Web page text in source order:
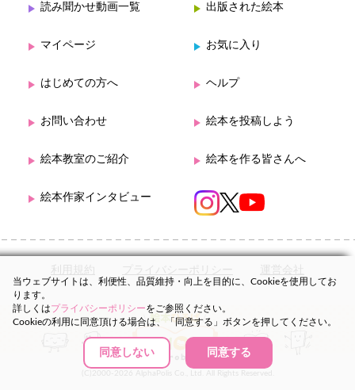
読み聞かせ動画一覧 出版された絵本
マイページ お気に入り
はじめての方へ ヘルプ
お問い合わせ 絵本を投稿しよう
絵本教室のご紹介 絵本を作る皆さんへ
絵本作家インタビュー
利用規約 プライバシーポリシー 運営会社
(C)2000-2026 AlphaPolis Co., Ltd. All Rights Reserved.
当ウェブサイトは、利便性、品質維持・向上を目的に、Cookieを使用してお
ります。
詳しくはプライバシーポリシーをご参照ください。
Cookieの利用に同意頂ける場合は、「同意する」ボタンを押してください。
同意しない 同意する